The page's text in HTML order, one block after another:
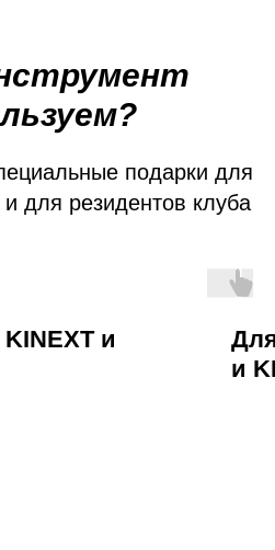
подарки для
для резидентов клуба
и
и